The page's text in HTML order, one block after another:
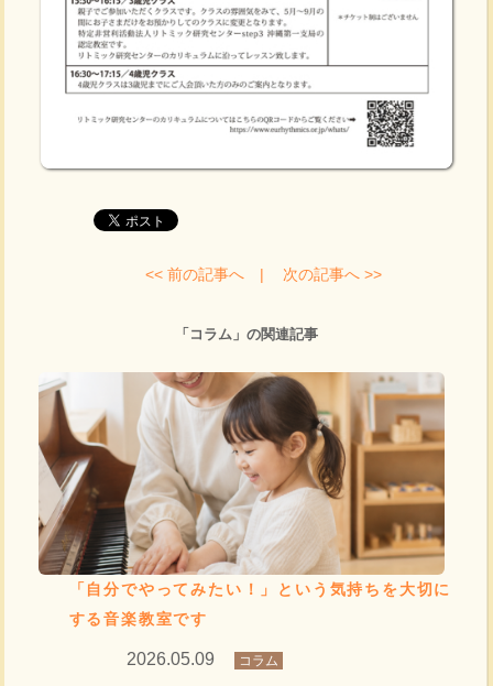
<< 前の記事へ | 次の記事へ >>
「コラム」の関連記事
「自分でやってみたい！」という気持ちを大切に
する音楽教室です
2026.05.09 コラム